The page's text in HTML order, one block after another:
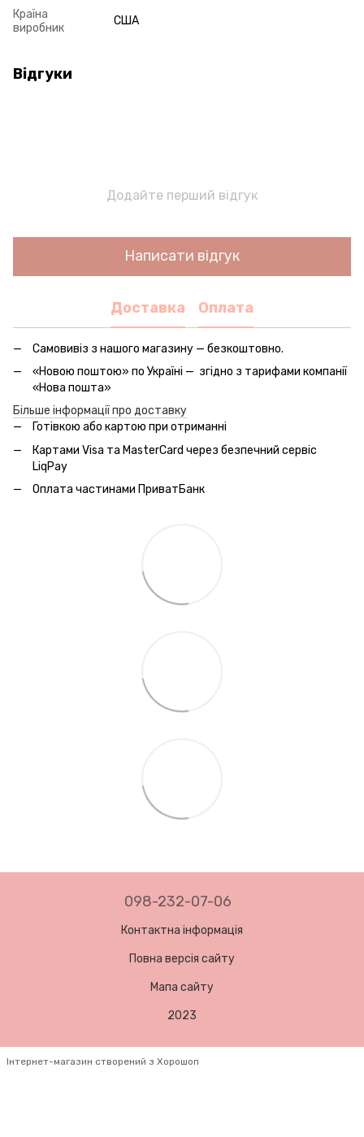
Країна
виробник
США
Відгуки
Додайте перший відгук
Написати відгук
Доставка Оплата
Самовивіз з нашого магазину — безкоштовно.
«Новою поштою» по Україні — згідно з тарифами компанії
«Нова пошта»
Більше інформації про доставку
Готівкою або картою при отриманні
Картами Visa та MasterCard через безпечний сервic
LiqPay
Оплата частинами ПриватБанк
098-232-07-06
Контактна інформація
Повна версія сайту
Мапа сайту
2023
Інтернет-магазин створений з Хорошоп